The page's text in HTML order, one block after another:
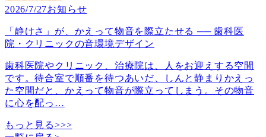
2026/7/27お知らせ
「静けさ」が、かえって物音を際立たせる ── 歯科医
院・クリニックの音環境デザイン
歯科医院やクリニック、治療院は、人をお迎えする空間
です。待合室で順番を待つあいだ、しんと静まりかえっ
た空間だと、かえって物音が際立ってしまう。その物音
に心を配っ …
もっと見る>>>